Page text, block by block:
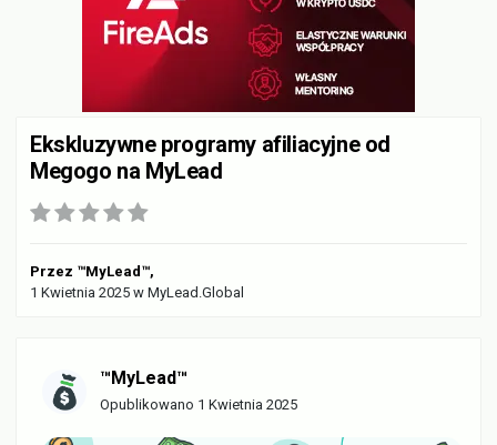
Ekskluzywne programy afiliacyjne od
Megogo na MyLead
Przez ™MyLead™,
1 Kwietnia 2025 w MyLead.Global
™MyLead™
Opublikowano 1 Kwietnia 2025